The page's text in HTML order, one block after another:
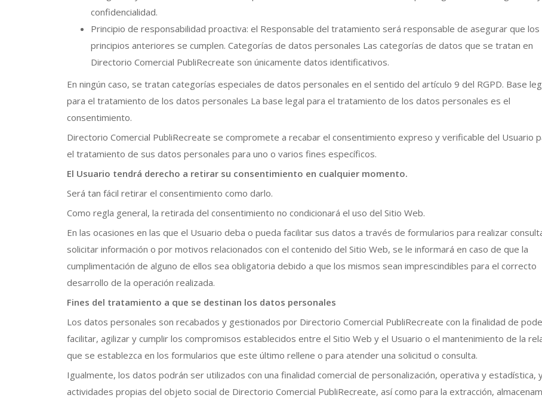
confidencialidad.
Principio de responsabilidad proactiva: el Responsable del tratamiento será responsable de asegurar que los
principios anteriores se cumplen. Categorías de datos personales Las categorías de datos que se tratan en
Directorio Comercial PubliRecreate son únicamente datos identificativos.
En ningún caso, se tratan categorías especiales de datos personales en el sentido del artículo 9 del RGPD. Base
para el tratamiento de los datos personales La base legal para el tratamiento de los datos personales es el
consentimiento.
Directorio Comercial PubliRecreate se compromete a recabar el consentimiento expreso y verificable del Usuario
el tratamiento de sus datos personales para uno o varios fines específicos.
El Usuario tendrá derecho a retirar su consentimiento en cualquier momento.
Será tan fácil retirar el consentimiento como darlo.
Como regla general, la retirada del consentimiento no condicionará el uso del Sitio Web.
En las ocasiones en las que el Usuario deba o pueda facilitar sus datos a través de formularios para realizar
solicitar información o por motivos relacionados con el contenido del Sitio Web, se le informará en caso de que la
cumplimentación de alguno de ellos sea obligatoria debido a que los mismos sean imprescindibles para el correcto
desarrollo de la operación realizada.
Fines del tratamiento a que se destinan los datos personales
Los datos personales son recabados y gestionados por Directorio Comercial PubliRecreate con la finalidad de
facilitar, agilizar y cumplir los compromisos establecidos entre el Sitio Web y el Usuario o el mantenimiento de la
que se establezca en los formularios que este último rellene o para atender una solicitud o consulta.
Igualmente, los datos podrán ser utilizados con una finalidad comercial de personalización, operativa y estadística,
actividades propias del objeto social de Directorio Comercial PubliRecreate, así como para la extracción,